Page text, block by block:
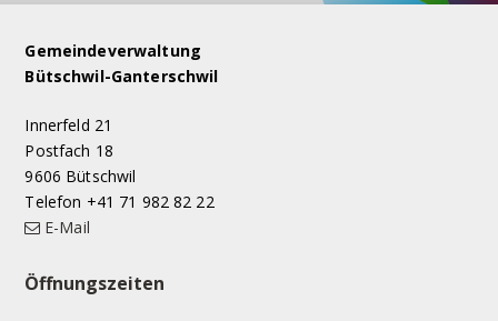
Gemeindeverwaltung
Bütschwil-Ganterschwil
Innerfeld 21
Postfach 18
9606 Bütschwil
Telefon +41 71 982 82 22
E-Mail
Öffnungszeiten